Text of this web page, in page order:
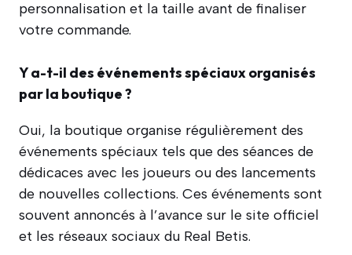
personnalisation et la taille avant de finaliser
votre commande.
Y a-t-il des événements spéciaux organisés
par la boutique ?
Oui, la boutique organise régulièrement des
événements spéciaux tels que des séances de
dédicaces avec les joueurs ou des lancements
de nouvelles collections. Ces événements sont
souvent annoncés à l’avance sur le site officiel
et les réseaux sociaux du Real Betis.